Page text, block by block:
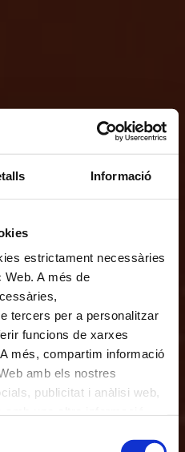
Informació
estrictament necessàries
Web. A més de
tercers per a personalitzar
funcions de xarxes
més, compartim informació
amb els nostres
publicitat i anàlisi web,